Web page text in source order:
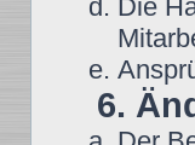
Die
6.